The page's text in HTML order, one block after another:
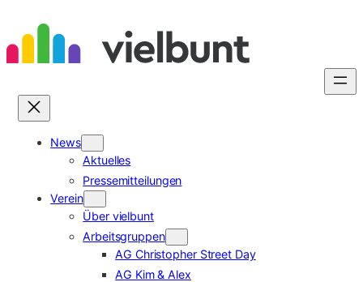
Inhalt
springen
News
Aktuelles
Pressemitteilungen
Verein
Über vielbunt
Arbeitsgruppen
AG Christopher Street Day
AG Kim & Alex